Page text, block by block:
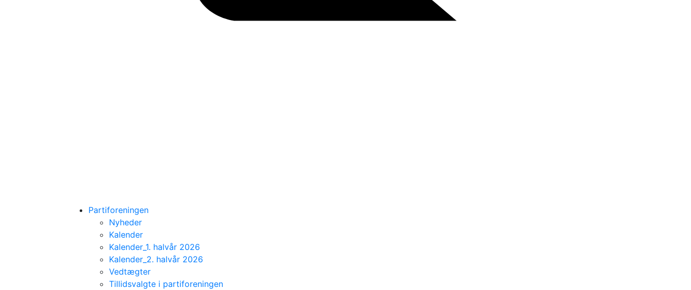
Partiforeningen
Nyheder
Kalender
Kalender_1. halvår 2026
Kalender_2. halvår 2026
Vedtægter
Tillidsvalgte i partiforeningen